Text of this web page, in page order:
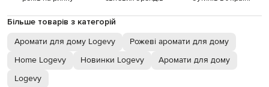
Більше товарів з категорій
Аромати для дому Logevy
Рожеві аромати для дому
Home Logevy
Новинки Logevy
Аромати для дому
Logevy